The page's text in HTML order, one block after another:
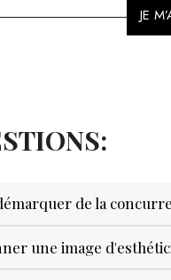
JE
de la
une image